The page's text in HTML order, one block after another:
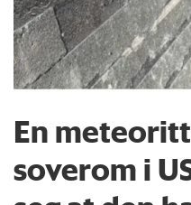
En
soverom i